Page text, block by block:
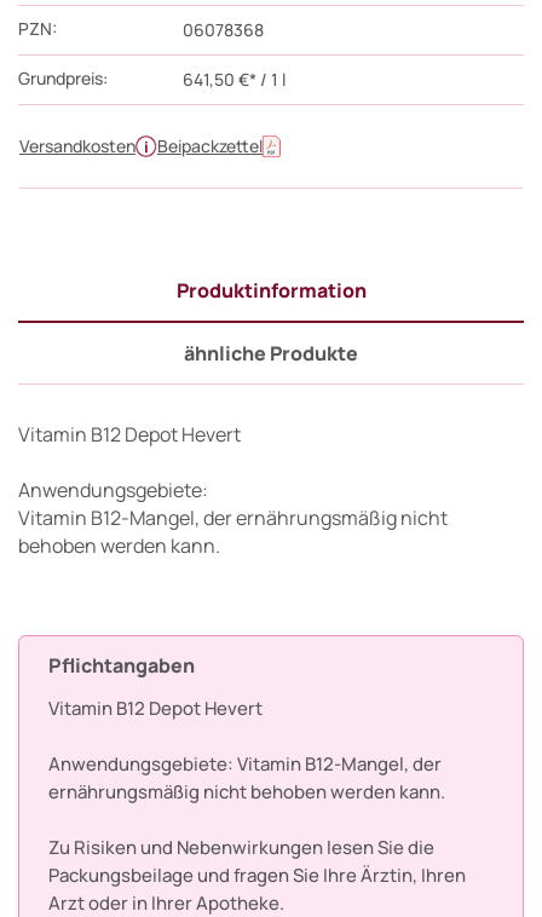
Versandkosten Beipackzettel
PZN: 06078368
Grundpreis: 641,50 €* / 1 l
Produktinformation
ähnliche Produkte
Vitamin B12 Depot Hevert
Anwendungsgebiete:
Vitamin B12-Mangel, der ernährungsmäßig nicht
behoben werden kann.
Pflichtangaben
Vitamin B12 Depot Hevert
Anwendungsgebiete: Vitamin B12-Mangel, der
ernährungsmäßig nicht behoben werden kann.
Zu Risiken und Nebenwirkungen lesen Sie die
Packungsbeilage und fragen Sie Ihre Ärztin, Ihren
Arzt oder in Ihrer Apotheke.